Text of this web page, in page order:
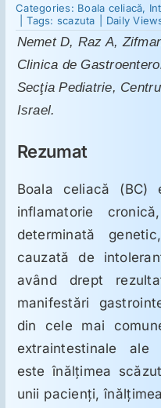
Intoleranţa la gluten
Suplimente
Reumatologie
Mesajele lui Reichelt
Dietă
LDN
ORL
Categories: Boala celiacă,
Tags: scazuta Daily
Nemet D, Raz A,
Clinica de
Secţia Pediatrie,
Israel.
Rezumat
Boala celiacă (BC)
inflamatorie
determinată
cauzată de
având drept
manifestări
din cele mai
extraintestinale ale
este înălţimea
unii pacienţi,